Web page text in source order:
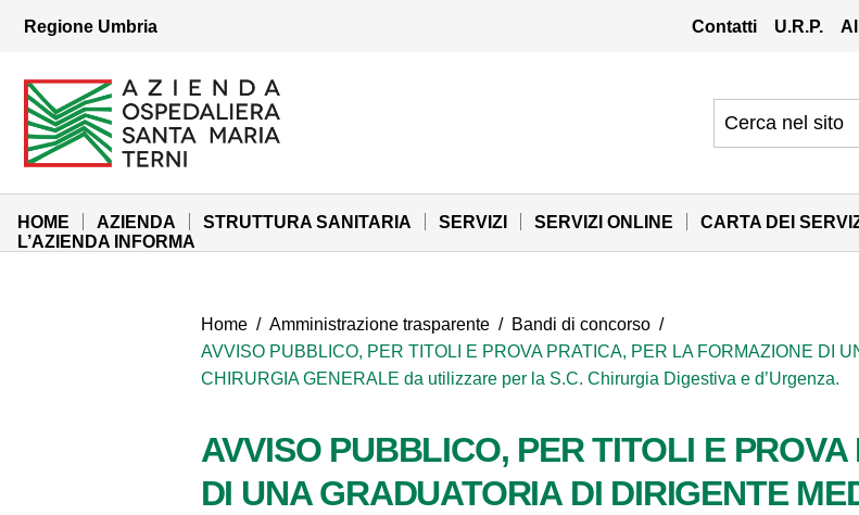
Vai al menu di navigazione
Regione Umbria Contatti U.R.P.
Azienda Ospedaliera Santa Maria di Terni
Sito Istituzionale
HOME AZIENDA STRUTTURA SANITARIA SERVIZI SERVIZI ONLINE CARTA DEI
L’AZIENDA INFORMA
Home / Amministrazione trasparente / Bandi di concorso /
AVVISO PUBBLICO, PER TITOLI E PROVA PRATICA, PER LA FORMAZIONE DI
CHIRURGIA GENERALE da utilizzare per la S.C. Chirurgia Digestiva e d’Urgenza.
AVVISO PUBBLICO, PER TITOLI E
DI UNA GRADUATORIA DI DIRIGENTE